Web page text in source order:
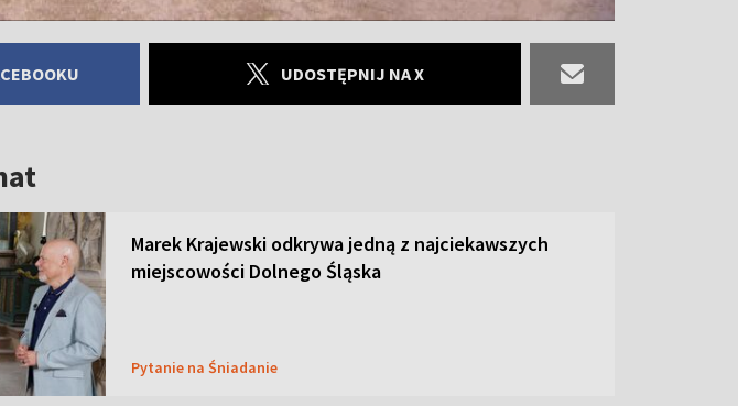
UDOSTĘPNIJ NA X
Marek Krajewski odkrywa jedną z najciekawszych
miejscowości Dolnego Śląska
Pytanie na Śniadanie